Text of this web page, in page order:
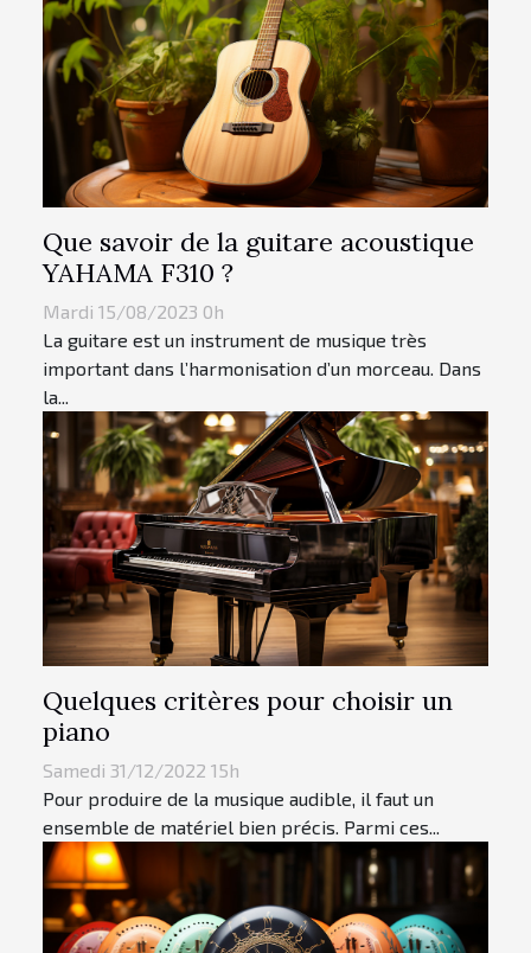
Que savoir de la guitare acoustique
YAHAMA F310 ?
Mardi 15/08/2023 0h
La guitare est un instrument de musique très
important dans l’harmonisation d’un morceau. Dans
la...
Quelques critères pour choisir un
piano
Samedi 31/12/2022 15h
Pour produire de la musique audible, il faut un
ensemble de matériel bien précis. Parmi ces...